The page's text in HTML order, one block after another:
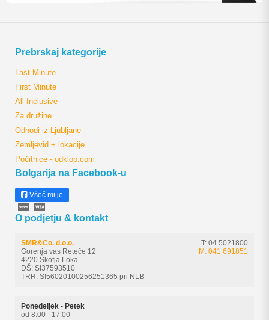
Prebrskaj kategorije
Last Minute
First Minute
All Inclusive
Za družine
Odhodi iz Ljubljane
Zemljevid + lokacije
Počitnice - odklop.com
Bolgarija na Facebook-u
Všeč mi je
O podjetju & kontakt
SMR&Co. d.o.o.
Gorenja vas Reteče 12
4220 Škofja Loka
DŠ: SI37593510
TRR: SI56020100256251365 pri NLB
T: 04 5021800
M: 041 691851
Ponedeljek - Petek
od 8:00 - 17:00